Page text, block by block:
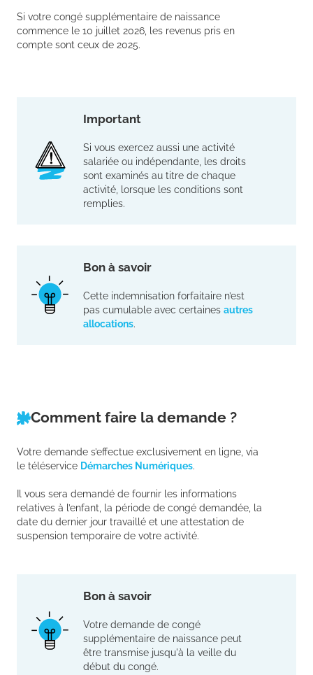
Si votre congé supplémentaire de naissance
commence le 10 juillet 2026, les revenus pris en
compte sont ceux de 2025.
Important
Si vous exercez aussi une activité
salariée ou indépendante, les droits
sont examinés au titre de chaque
activité, lorsque les conditions sont
remplies.
Bon à savoir
Cette indemnisation forfaitaire n’est
pas cumulable avec certaines autres
allocations.
Comment faire la demande ?
Votre demande s’effectue exclusivement en ligne, via
le téléservice Démarches Numériques.
Il vous sera demandé de fournir les informations
relatives à l’enfant, la période de congé demandée, la
date du dernier jour travaillé et une attestation de
suspension temporaire de votre activité.
Bon à savoir
Votre demande de congé
supplémentaire de naissance peut
être transmise jusqu'à la veille du
début du congé.